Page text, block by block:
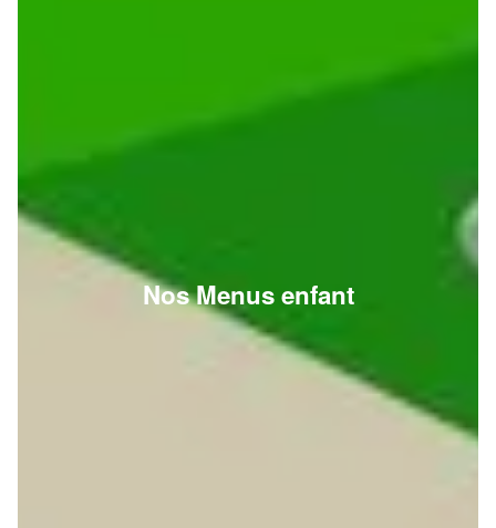
Nos Menus enfant